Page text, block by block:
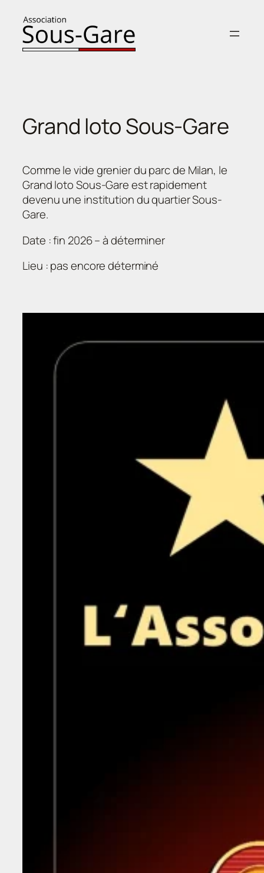
contenu
Grand loto Sous-Gare
Comme le vide grenier du parc de Milan, le
Grand loto Sous-Gare est rapidement
devenu une institution du quartier Sous-
Gare.
Date : fin 2026 – à déterminer
Lieu : pas encore déterminé